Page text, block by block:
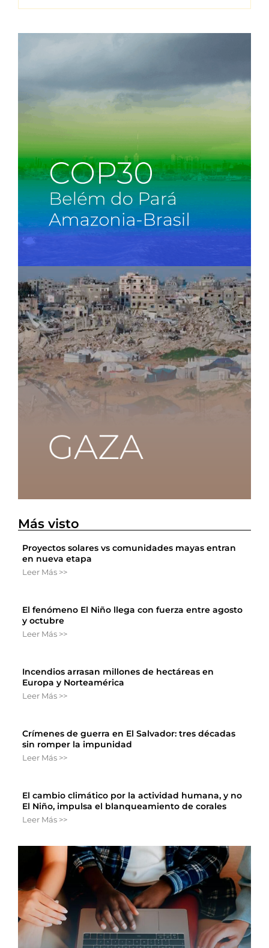
Más visto
Proyectos solares vs comunidades mayas entran
en nueva etapa
Leer Más >>
El fenómeno El Niño llega con fuerza entre agosto
y octubre
Leer Más >>
Incendios arrasan millones de hectáreas en
Europa y Norteamérica
Leer Más >>
Crímenes de guerra en El Salvador: tres décadas
sin romper la impunidad
Leer Más >>
El cambio climático por la actividad humana, y no
El Niño, impulsa el blanqueamiento de corales
Leer Más >>